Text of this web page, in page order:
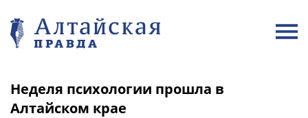
Неделя психологии прошла в
Алтайском крае